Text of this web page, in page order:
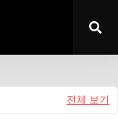
전체 보기